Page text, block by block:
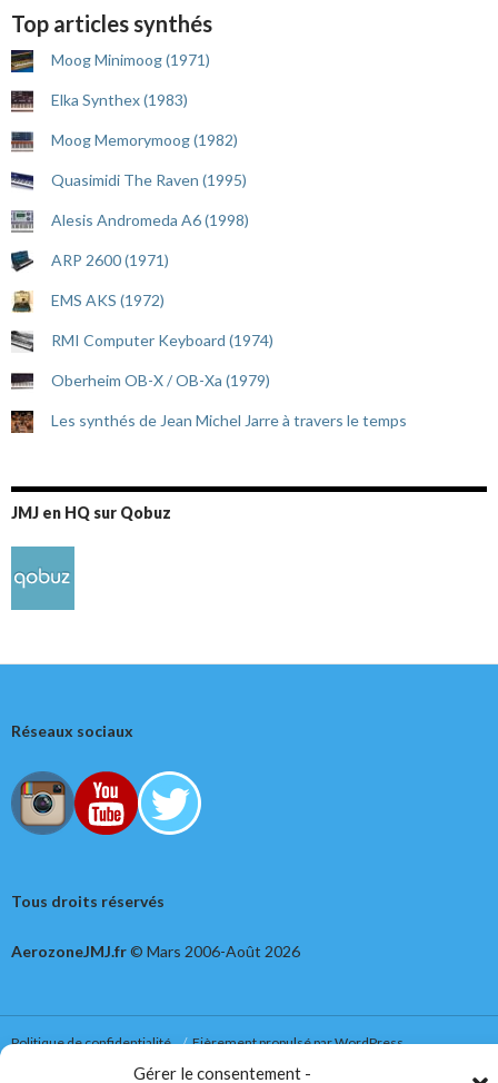
Gérer le consentement -
Top articles synthés
Moog Minimoog (1971)
Elka Synthex (1983)
Moog Memorymoog (1982)
Quasimidi The Raven (1995)
Alesis Andromeda A6 (1998)
ARP 2600 (1971)
EMS AKS (1972)
RMI Computer Keyboard (1974)
Oberheim OB-X / OB-Xa (1979)
Les synthés de Jean Michel Jarre à travers le temps
JMJ en HQ sur Qobuz
Réseaux sociaux
Tous droits réservés
AerozoneJMJ.fr© Mars 2006-Août 2026
Politique de confidentialité Fièrement propulsé par WordPress